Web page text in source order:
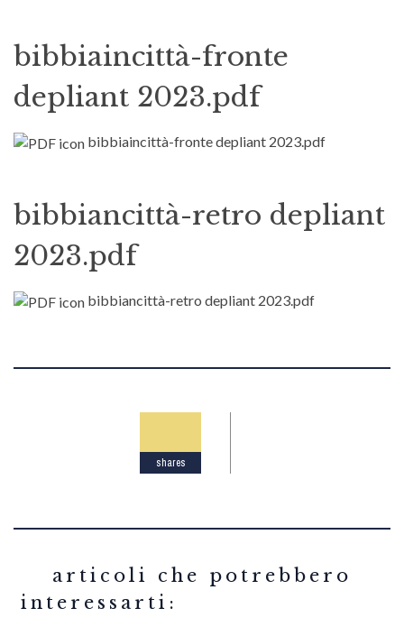
bibbiaincittà-fronte
depliant 2023.pdf
bibbiaincittà-fronte depliant 2023.pdf
bibbiancittà-retro depliant
2023.pdf
bibbiancittà-retro depliant 2023.pdf
shares